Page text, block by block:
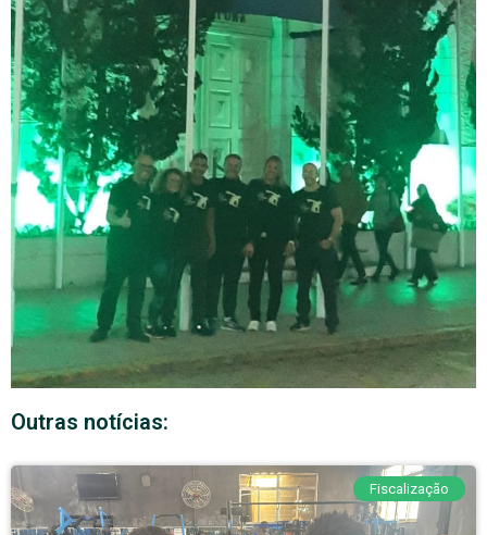
Outras notícias:
Fiscalização